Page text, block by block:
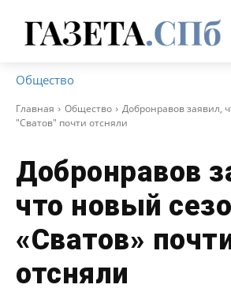
Общество
Главная Общество
Добронравов заявил,
"Сватов" почти отсняли
Добронравов
что новый
«Сватов»
отсняли